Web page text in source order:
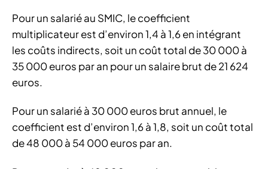
Pour un salarié au SMIC, le coefficient
multiplicateur est d’environ 1,4 à 1,6 en intégrant
les coûts indirects, soit un coût total de 30 000 à
35 000 euros par an pour un salaire brut de 21 624
euros.
Pour un salarié à 30 000 euros brut annuel, le
coefficient est d’environ 1,6 à 1,8, soit un coût total
de 48 000 à 54 000 euros par an.